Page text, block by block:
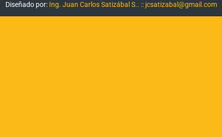
Diseñado por: Ing. Juan Carlos Satizábal S.. :: jcsatizabal@gmail.com